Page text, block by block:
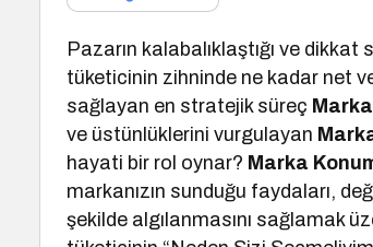
Pazarın kalabalıklaştığı ve dikkat
tüketicinin zihninde ne kadar net
sağlayan en stratejik süreç
ve üstünlüklerini vurgulayan
hayati bir rol oynar? Marka
markanızın sunduğu faydaları,
şekilde algılanmasını sağlamak